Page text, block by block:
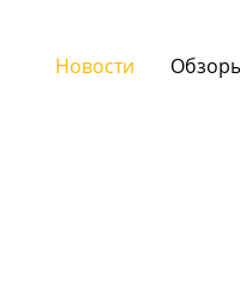
Новости